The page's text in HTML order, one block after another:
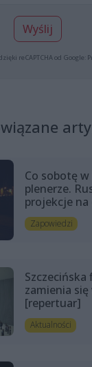
Wyślij
reCAPTCHA od Google:
Co sobotę
plenerze.
projekcje na
Zapowiedzi
zamienia
[repertuar]
Aktualności